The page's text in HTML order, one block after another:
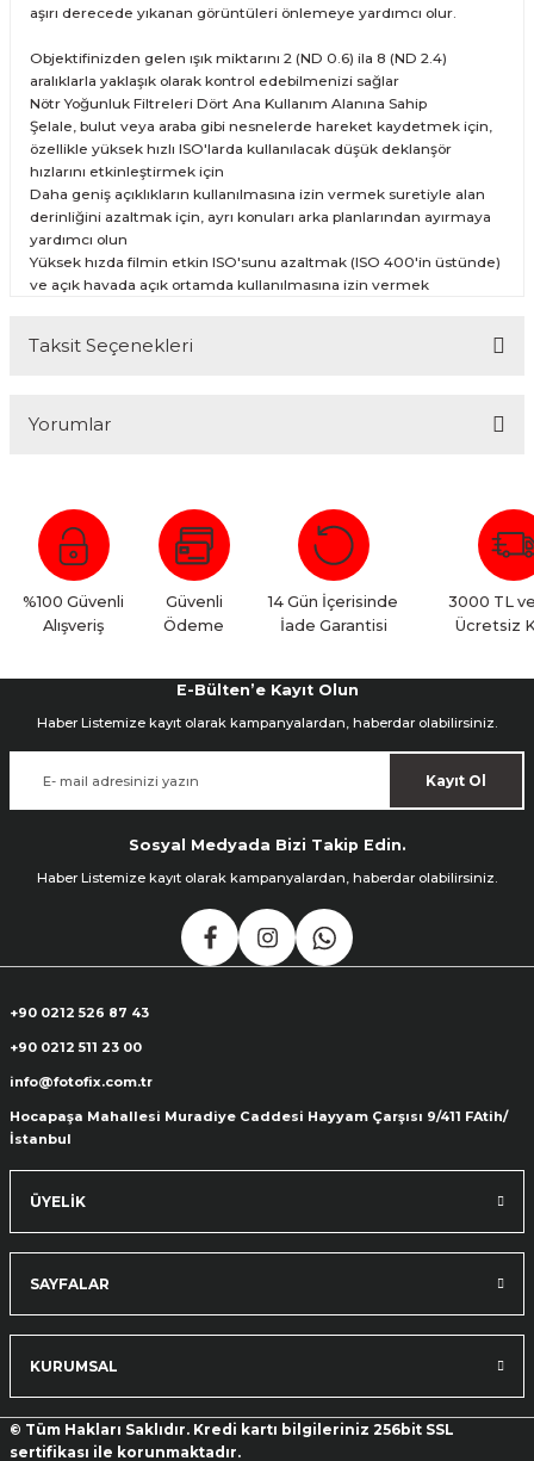
aşırı derecede yıkanan görüntüleri önlemeye yardımcı olur.
Objektifinizden gelen ışık miktarını 2 (ND 0.6) ila 8 (ND 2.4)
aralıklarla yaklaşık olarak kontrol edebilmenizi sağlar
Nötr Yoğunluk Filtreleri Dört Ana Kullanım Alanına Sahip
Şelale, bulut veya araba gibi nesnelerde hareket kaydetmek için,
özellikle yüksek hızlı ISO'larda kullanılacak düşük deklanşör
hızlarını etkinleştirmek için
Daha geniş açıklıkların kullanılmasına izin vermek suretiyle alan
derinliğini azaltmak için, ayrı konuları arka planlarından ayırmaya
yardımcı olun
Yüksek hızda filmin etkin ISO'sunu azaltmak (ISO 400'in üstünde)
ve açık havada açık ortamda kullanılmasına izin vermek
Taksit Seçenekleri
Yorumlar
Bu ürüne ilk yorumu siz yapın!
Yorum Yaz
%100 Güvenli
Alışveriş
Güvenli
Ödeme
14 Gün İçerisinde
İade Garantisi
3000 TL
Ücretsiz
E-Bülten’e Kayıt Olun
Haber Listemize kayıt olarak kampanyalardan, haberdar olabilirsiniz.
Kayıt Ol
Sosyal Medyada Bizi Takip Edin.
Haber Listemize kayıt olarak kampanyalardan, haberdar olabilirsiniz.
+90 0212 526 87 43
+90 0212 511 23 00
info@fotofix.com.tr
Hocapaşa Mahallesi Muradiye Caddesi Hayyam Çarşısı 9/411 FAtih/
İstanbul
ÜYELİK
SAYFALAR
KURUMSAL
© Tüm Hakları Saklıdır. Kredi kartı bilgileriniz 256bit SSL
sertifikası ile korunmaktadır.